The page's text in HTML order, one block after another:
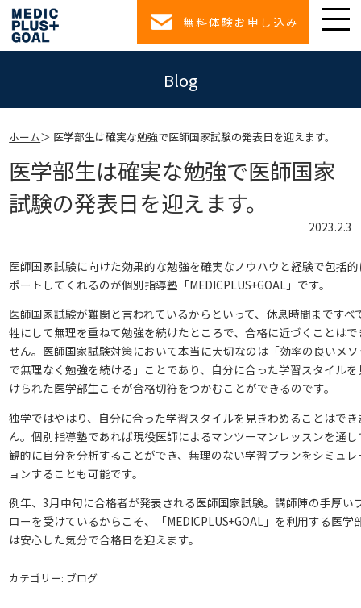
無料体験お申し込み
Blog
ホーム 医学部生は確実な勉強で医師国家試験の発表日を迎えます。
医学部生は確実な勉強で医師国家
試験の発表日を迎えます。
2023.2.3
医師国家試験に向けた効果的な勉強を確実なノウハウと経験で包括
ポートしてくれるのが個別指導塾「MEDICPLUS+GOAL」です。
医師国家試験が難関と言われているからといって、休息時間まですべ
牲にして無理を重ねて勉強を続けたところで、合格に近づくことはで
せん。医師国家試験対策において本当に大切なのは「効率の良いメ
で無理なく勉強を続ける」ことであり、自分に合った学習スタイル
けられた医学部生こそが合格切符をつかむことができるのです。
独学ではやはり、自分に合った学習スタイルを見きわめることはでき
ん。個別指導塾であれば現役医師によるマンツーマンレッスンを通
観的に自分を分析することができ、無理のない学習プランをシミュレ
ョンすることも可能です。
例年、3月中旬に合格者が発表される医師国家試験。講師陣の手厚い
ローを受けているからこそ、「MEDICPLUS+GOAL」を利用する医学
は安心した気分で合格日を迎えます。
カテゴリー: ブログ